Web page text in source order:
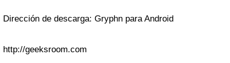
Dirección de descarga: Gryphn para Android
http://geeksroom.com